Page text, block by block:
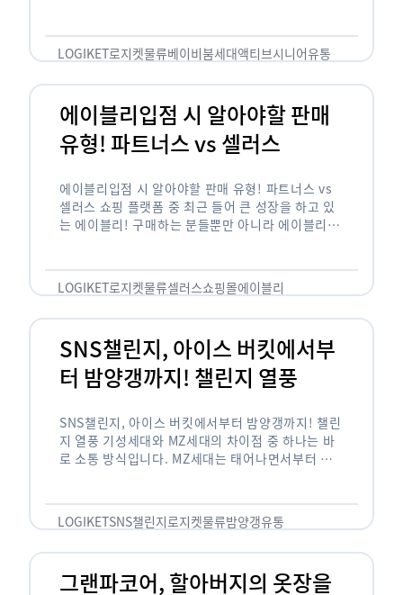
오고 있습니다. 하지만 사회가 늙어가는 …
LOGIKET로지켓물류베이비붐세대액티브시니어유통
에이블리입점 시 알아야할 판매
유형! 파트너스 vs 셀러스
에이블리입점 시 알아야할 판매 유형! 파트너스 vs
셀러스 쇼핑 플랫폼 중 최근 들어 큰 성장을 하고 있
는 에이블리! 구매하는 분들뿐만 아니라 에이블리에
LOGIKET로지켓물류셀러스쇼핑몰에이블리
SNS챌린지, 아이스 버킷에서부
터 밤양갱까지! 챌린지 열풍
SNS챌린지, 아이스 버킷에서부터 밤양갱까지! 챌린
지 열풍 기성세대와 MZ세대의 차이점 중 하나는 바
로 소통 방식입니다. MZ세대는 태어나면서부터 디
도 능숙한 …
LOGIKETSNS챌린지로지켓물류밤양갱유통
그랜파코어, 할아버지의 옷장을